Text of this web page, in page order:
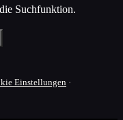
Suchfunktion.
Einstellungen ·